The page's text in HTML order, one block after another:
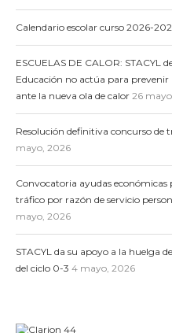
Calendario escolar curso 2026-
ESCUELAS DE CALOR: STACYL
Educación no actúa para
ante la nueva ola de calor 26
Resolución definitiva concurso de
mayo, 2026
Convocatoria ayudas económicas
tráfico por razón de servicio
mayo, 2026
STACYL da su apoyo a la huelga
del ciclo 0-3 4 mayo, 2026